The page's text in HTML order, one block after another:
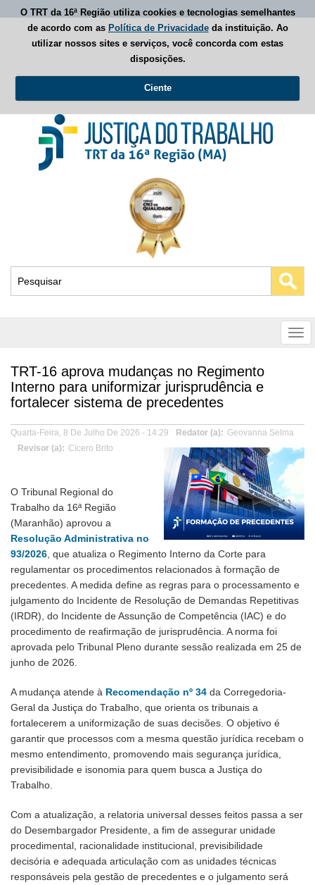
O TRT da 16ª Região utiliza cookies e tecnologias semelhantes
de acordo com as Política de Privacidadeda instituição. Ao
utilizar nossos sites e serviços, você concorda com estas
disposições.
Ciente
TRT-16 aprova mudanças no Regimento
Interno para uniformizar jurisprudência e
fortalecer sistema de precedentes
Quarta-Feira, 8 De Julho De 2026 - 14:29 Redator (a)
Geovanna Selma
Revisor (a)
Cícero Brito
O Tribunal Regional do
Trabalho da 16ª Região
(Maranhão) aprovou a
Resolução Administrativa no
93/2026 , que atualiza o Regimento Interno da Corte para
regulamentar os procedimentos relacionados à formação de
precedentes. A medida define as regras para o processamento e
julgamento do Incidente de Resolução de Demandas Repetitivas
(IRDR), do Incidente de Assunção de Competência (IAC) e do
procedimento de reafirmação de jurisprudência. A norma foi
aprovada pelo Tribunal Pleno durante sessão realizada em 25 de
junho de 2026.
A mudança atende à Recomendação nº 34 da Corregedoria-
Geral da Justiça do Trabalho, que orienta os tribunais a
fortalecerem a uniformização de suas decisões. O objetivo é
garantir que processos com a mesma questão jurídica recebam o
mesmo entendimento, promovendo mais segurança jurídica,
previsibilidade e isonomia para quem busca a Justiça do
Trabalho.
Com a atualização, a relatoria universal desses feitos passa a ser
do Desembargador Presidente, a fim de assegurar unidade
procedimental, racionalidade institucional, previsibilidade
decisória e adequada articulação com as unidades técnicas
responsáveis pela gestão de precedentes e o julgamento será